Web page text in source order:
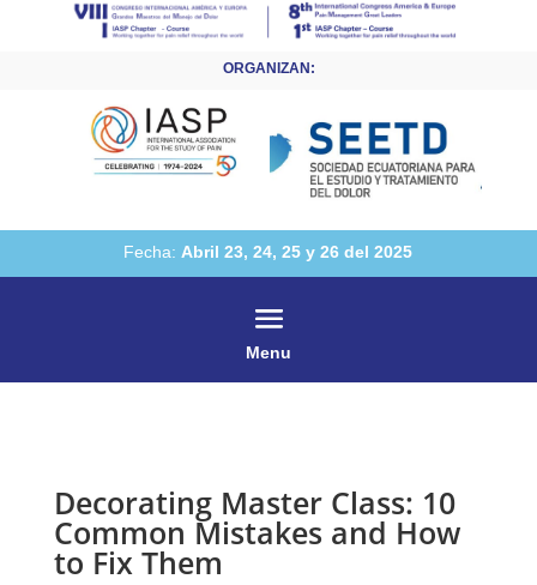
ORGANIZAN:
Fecha:Abril 23, 24, 25 y 26 del 2025
Menu
Decorating Master Class: 10
Common Mistakes and How
to Fix Them